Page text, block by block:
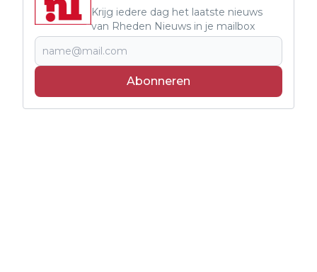
Krijg iedere dag het laatste nieuws
van Rheden Nieuws in je mailbox
Abonneren